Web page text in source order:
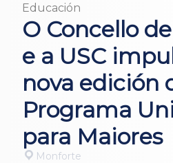
Educación
O Concello
e a USC
nova edición
Programa
para Maiores
Monforte